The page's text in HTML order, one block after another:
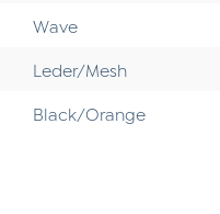
Wave
Leder/Mesh
Black/Orange